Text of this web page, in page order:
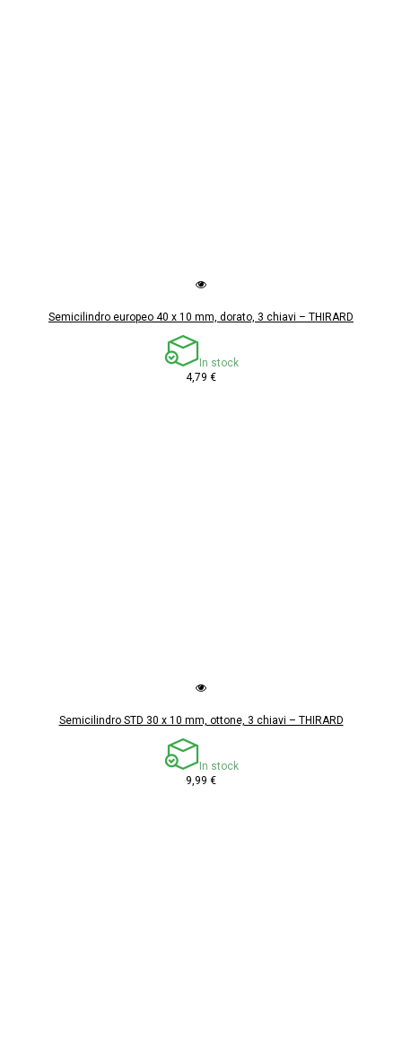
Semicilindro europeo 40 x 10 mm, dorato, 3 chiavi – THIRARD
In stock
4,79 €
Semicilindro STD 30 x 10 mm, ottone, 3 chiavi – THIRARD
In stock
9,99 €